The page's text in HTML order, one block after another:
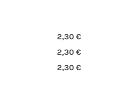
2,30 €
2,30 €
2,30 €